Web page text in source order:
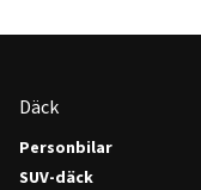
Däck
Personbilar
SUV-däck